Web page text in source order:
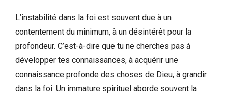
L’instabilité dans la foi est souvent due à un
contentement du minimum, à un désintérêt pour la
profondeur. C’est-à-dire que tu ne cherches pas à
développer tes connaissances, à acquérir une
connaissance profonde des choses de Dieu, à grandir
dans la foi. Un immature spirituel aborde souvent la